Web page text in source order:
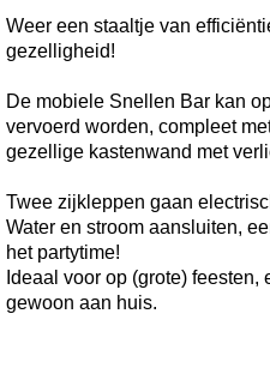
Weer een staaltje van
gezelligheid!
De mobiele Snellen Bar kan
vervoerd worden, compleet
gezellige kastenwand met
Twee zijkleppen gaan
Water en stroom aansluiten,
het partytime!
Ideaal voor op (grote) feesten,
gewoon aan huis.